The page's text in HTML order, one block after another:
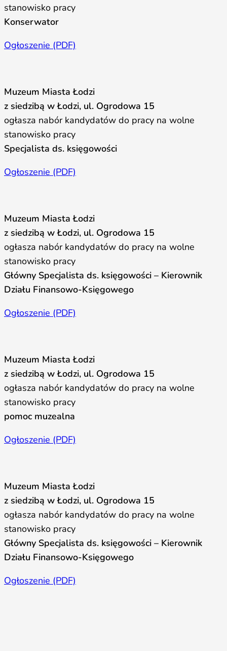
stanowisko pracy
Konserwator
Ogłoszenie (PDF)
Muzeum Miasta Łodzi
z siedzibą w Łodzi, ul. Ogrodowa 15
ogłasza nabór kandydatów do pracy na wolne
stanowisko pracy
Specjalista ds. księgowości
Ogłoszenie (PDF)
Muzeum Miasta Łodzi
z siedzibą w Łodzi, ul. Ogrodowa 15
ogłasza nabór kandydatów do pracy na wolne
stanowisko pracy
Główny Specjalista ds. księgowości – Kierownik
Działu Finansowo-Księgowego
Ogłoszenie (PDF)
Muzeum Miasta Łodzi
z siedzibą w Łodzi, ul. Ogrodowa 15
ogłasza nabór kandydatów do pracy na wolne
stanowisko pracy
pomoc muzealna
Ogłoszenie (PDF)
Muzeum Miasta Łodzi
z siedzibą w Łodzi, ul. Ogrodowa 15
ogłasza nabór kandydatów do pracy na wolne
stanowisko pracy
Główny Specjalista ds. księgowości – Kierownik
Działu Finansowo-Księgowego
Ogłoszenie (PDF)